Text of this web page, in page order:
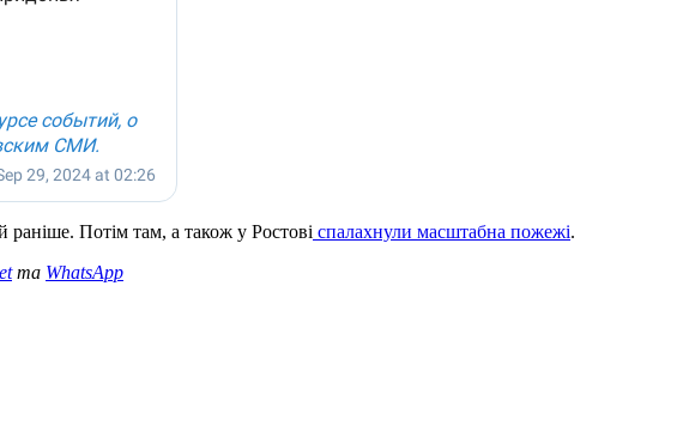
Потім там, а також у Ростові спалахнули масштабна пожежі.
та WhatsApp